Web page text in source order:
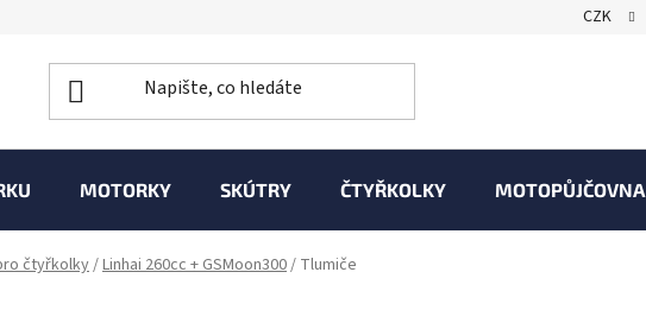
CZK
MOTORKY SKÚTRY ČTYŘKOLKY MOTOPŮJČOVNA
čtyřkolky/Linhai 260cc + GSMoon300/ Tlumiče